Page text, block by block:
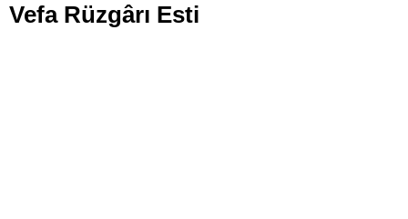
Vefa Rüzgârı Esti